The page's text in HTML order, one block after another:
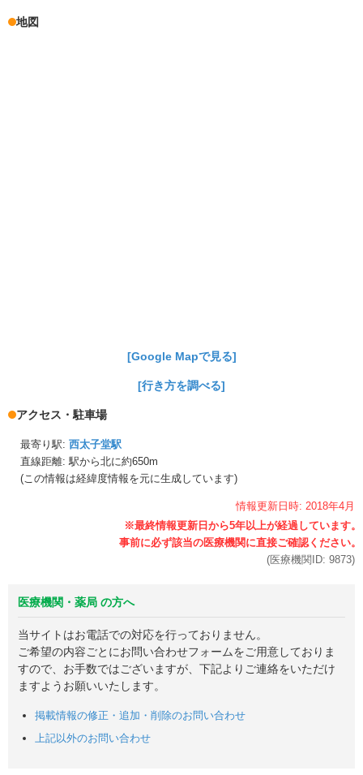
地図
[Google Mapで見る]
[行き方を調べる]
アクセス・駐車場
最寄り駅: 西太子堂駅
直線距離: 駅から北に約650m
(この情報は経緯度情報を元に生成しています)
情報更新日時: 2018年4月
(医療機関ID: 9873)
医療機関・薬局 の方へ
当サイトはお電話での対応を行っておりません。
ご希望の内容ごとにお問い合わせフォームをご用意しておりま
すので、お手数ではございますが、下記よりご連絡をいただけ
ますようお願いいたします。
掲載情報の修正・追加・削除のお問い合わせ
上記以外のお問い合わせ